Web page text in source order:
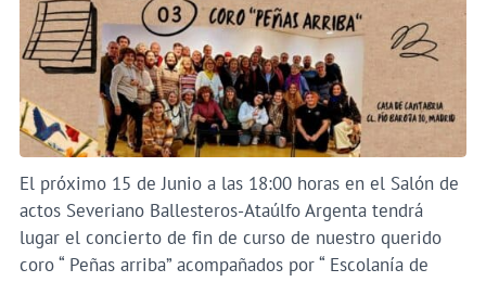
El próximo 15 de Junio a las 18:00 horas en el Salón de
actos Severiano Ballesteros-Ataúlfo Argenta tendrá
lugar el concierto de fin de curso de nuestro querido
coro “ Peñas arriba” acompañados por “ Escolanía de